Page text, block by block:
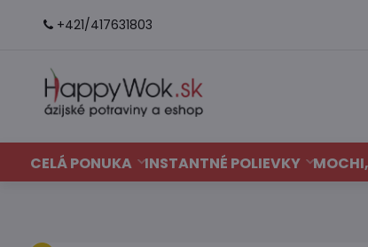
+421/417631803
CELÁ PONUKA INSTANTNÉ POLIEVKY